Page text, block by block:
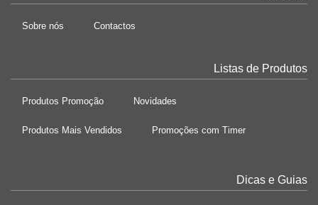
Sobre nós Contactos
Listas de Produtos
Produtos Promoção Novidades
Produtos Mais Vendidos Promoções com Timer
Dicas e Guias